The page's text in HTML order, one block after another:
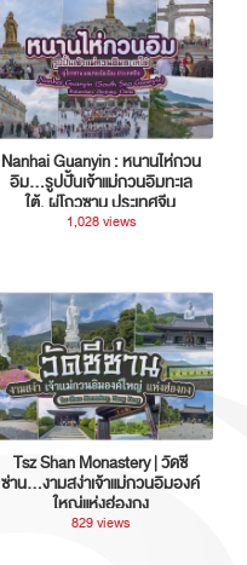
Nanhai Guanyin : หนานไห่กวน
อิม...รูปปั้นเจ้าแม่กวนอิมทะเล
ใต้, ผู่โถวซาน ประเทศจีน
1,028 views
Tsz Shan Monastery | วัดซี
ซ่าน…งามสง่าเจ้าแม่กวนอิมองค์
ใหญ่แห่งฮ่องกง
829 views